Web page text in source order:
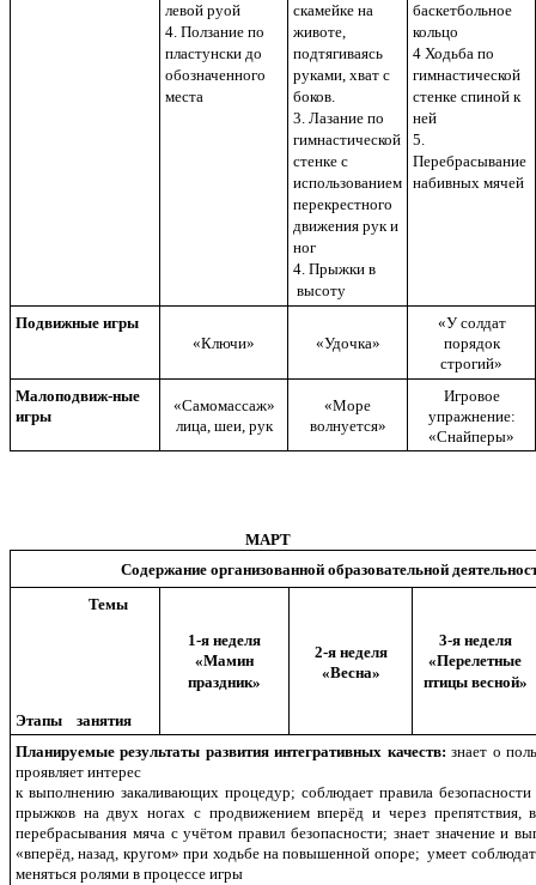
левой руой
4. Ползание по
пластунски до
обозначенного
места
скамейке на
животе,
подтягиваясь
руками, хват с
боков.
3. Лазание по
гимнастической
стенке с
использованием
перекрестного
движения рук и
ног
4. Прыжки в
высоту
баскетбольное
кольцо
4 Ходьба по
гимнастической
стенке спиной к
ней
5.
Перебрасывание
набивных мячей
Подвижные игры
«Ключи»
«Удочка»
«У солдат
порядок
строгий»
Малоподвиж-ные
игры
«Самомассаж»
лица, шеи, рук
«Море
волнуется»
Игровое
упражнение:
«Снайперы»
МАРТ
Содержание организованной образовательной
Темы
Этапы занятия
1-я неделя
«Мамин
праздник»
2-я неделя
«Весна»
3-я неделя
«Перелетные
птицы весной»
Планируемые результаты развития интегративных качеств:знает о
проявляет интерес
к выполнению закаливающих процедур; соблюдает правила
прыжков на двух ногах с продвижением вперёд и через препятствия,
перебрасывания мяча с учётом правил безопасности; знает значение и
«вперёд, назад, кругом» при ходьбе на повышенной опоре; умеет
меняться ролями в процессе игры